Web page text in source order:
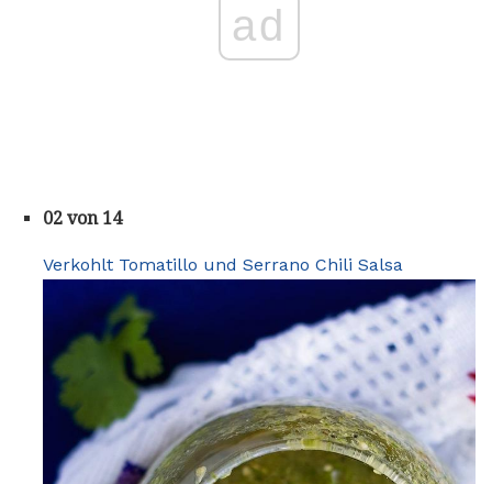
ad
02 von 14
Verkohlt Tomatillo und Serrano Chili Salsa